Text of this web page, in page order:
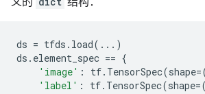
ds = tfds . load( ... )
ds . element_spec == {
'image' : tf. TensorSpec(shape=
'label' : tf. TensorSpec(shape=